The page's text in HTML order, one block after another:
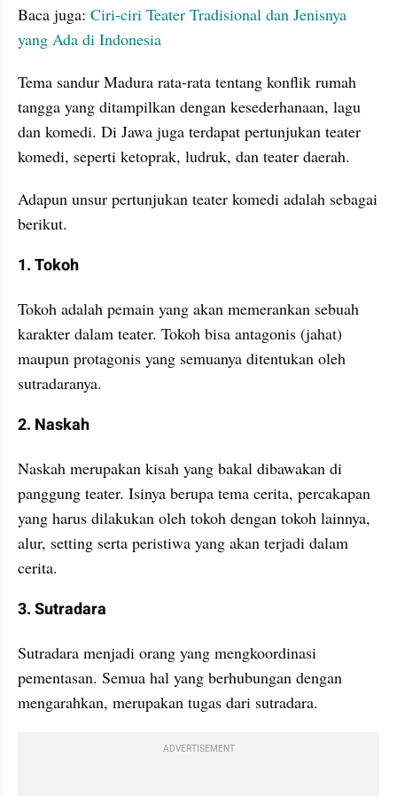
Baca juga: Ciri-ciri Teater Tradisional dan Jenisnya
yang Ada di Indonesia
Tema sandur Madura rata-rata tentang konflik rumah
tangga yang ditampilkan dengan kesederhanaan, lagu
dan komedi. Di Jawa juga terdapat pertunjukan teater
komedi, seperti ketoprak, ludruk, dan teater daerah.
Adapun unsur pertunjukan teater komedi adalah sebagai
berikut.
1. Tokoh
Tokoh adalah pemain yang akan memerankan sebuah
karakter dalam teater. Tokoh bisa antagonis (jahat)
maupun protagonis yang semuanya ditentukan oleh
sutradaranya.
2. Naskah
Naskah merupakan kisah yang bakal dibawakan di
panggung teater. Isinya berupa tema cerita, percakapan
yang harus dilakukan oleh tokoh dengan tokoh lainnya,
alur, setting serta peristiwa yang akan terjadi dalam
cerita.
3. Sutradara
Sutradara menjadi orang yang mengkoordinasi
pementasan. Semua hal yang berhubungan dengan
mengarahkan, merupakan tugas dari sutradara.
ADVERTISEMENT